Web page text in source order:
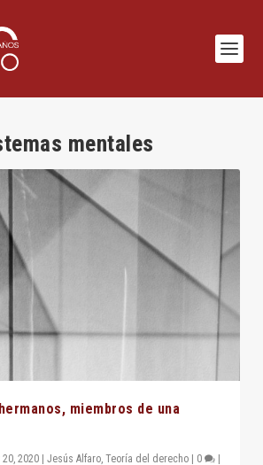
mentales
miembros de una
20, 2020 |Jesús Alfaro,Teoría del derecho 0